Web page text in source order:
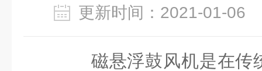
更新时间：2021-01-
磁悬浮鼓风机是在传